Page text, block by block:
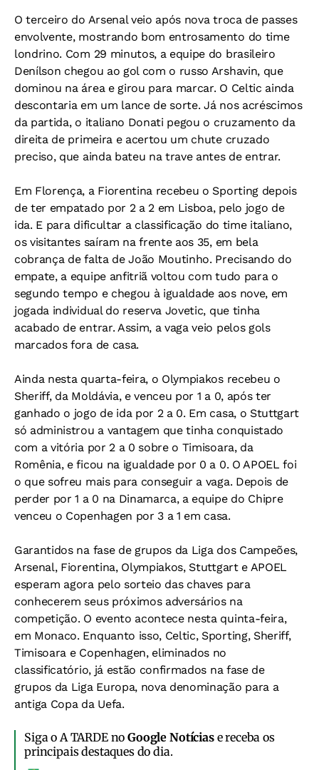
O terceiro do Arsenal veio após nova troca de passes
envolvente, mostrando bom entrosamento do time
londrino. Com 29 minutos, a equipe do brasileiro
Denílson chegou ao gol com o russo Arshavin, que
dominou na área e girou para marcar. O Celtic ainda
descontaria em um lance de sorte. Já nos acréscimos
da partida, o italiano Donati pegou o cruzamento da
direita de primeira e acertou um chute cruzado
preciso, que ainda bateu na trave antes de entrar.
Em Florença, a Fiorentina recebeu o Sporting depois
de ter empatado por 2 a 2 em Lisboa, pelo jogo de
ida. E para dificultar a classificação do time italiano,
os visitantes saíram na frente aos 35, em bela
cobrança de falta de João Moutinho. Precisando do
empate, a equipe anfitriã voltou com tudo para o
segundo tempo e chegou à igualdade aos nove, em
jogada individual do reserva Jovetic, que tinha
acabado de entrar. Assim, a vaga veio pelos gols
marcados fora de casa.
Ainda nesta quarta-feira, o Olympiakos recebeu o
Sheriff, da Moldávia, e venceu por 1 a 0, após ter
ganhado o jogo de ida por 2 a 0. Em casa, o Stuttgart
só administrou a vantagem que tinha conquistado
com a vitória por 2 a 0 sobre o Timisoara, da
Romênia, e ficou na igualdade por 0 a 0. O APOEL foi
o que sofreu mais para conseguir a vaga. Depois de
perder por 1 a 0 na Dinamarca, a equipe do Chipre
venceu o Copenhagen por 3 a 1 em casa.
Garantidos na fase de grupos da Liga dos Campeões,
Arsenal, Fiorentina, Olympiakos, Stuttgart e APOEL
esperam agora pelo sorteio das chaves para
conhecerem seus próximos adversários na
competição. O evento acontece nesta quinta-feira,
em Monaco. Enquanto isso, Celtic, Sporting, Sheriff,
Timisoara e Copenhagen, eliminados no
classificatório, já estão confirmados na fase de
grupos da Liga Europa, nova denominação para a
antiga Copa da Uefa.
Siga o A TARDE noGoogle Notíciase receba os
principais destaques do dia.